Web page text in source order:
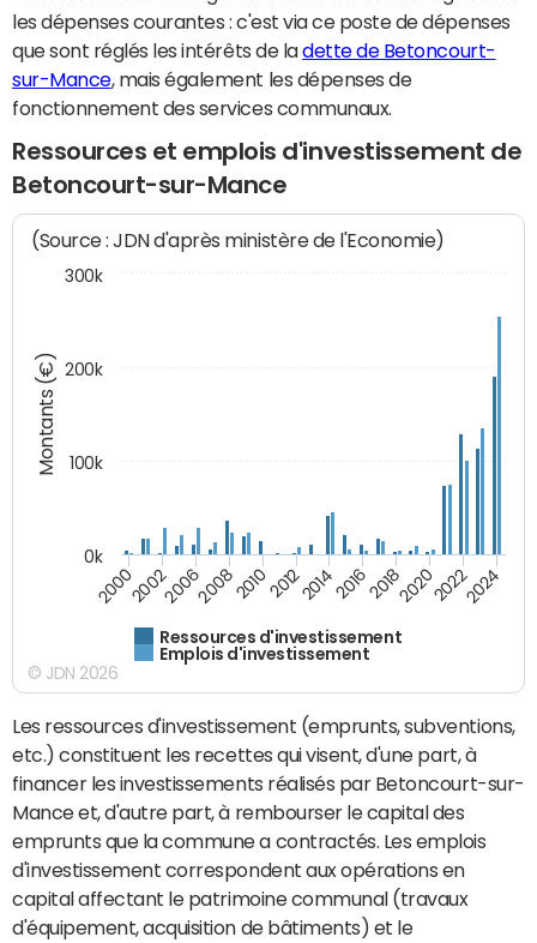
les dépenses courantes : c'est via ce poste de dépenses
que sont réglés les intérêts de ladette de Betoncourt-
sur-Mance, mais également les dépenses de
fonctionnement des services communaux.
Ressources et emplois d'investissement de
Betoncourt-sur-Mance
Montants (€)
(Source : JDN d'après ministère de l'Economie)
Ressources d'investissement
Emplois d'investissement
200020022006200820102012201420162018202020222024
0k
100k
200k
300k
© JDN 2026
Les ressources d'investissement (emprunts, subventions,
etc.) constituent les recettes qui visent, d'une part, à
financer les investissements réalisés par Betoncourt-sur-
Mance et, d'autre part, à rembourser le capital des
emprunts que la commune a contractés. Les emplois
d'investissement correspondent aux opérations en
capital affectant le patrimoine communal (travaux
d'équipement, acquisition de bâtiments) et le